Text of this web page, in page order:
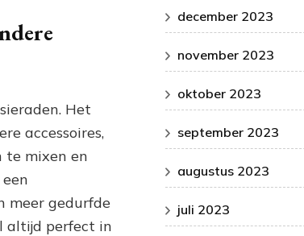
Het
accessoires,
te mixen en
meer gedurfde
altijd perfect in
december 2023
november 2023
oktober 2023
september 2023
augustus 2023
juli 2023